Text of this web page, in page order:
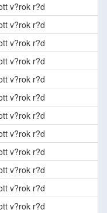
v?rok r?d
v?rok r?d
v?rok r?d
v?rok r?d
v?rok r?d
v?rok r?d
v?rok r?d
v?rok r?d
v?rok r?d
v?rok r?d
v?rok r?d
v?rok r?d